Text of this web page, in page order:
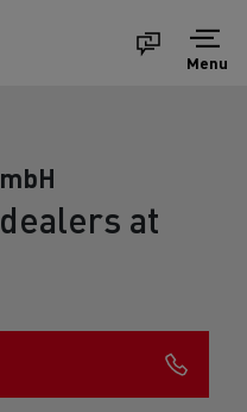
Menu
at